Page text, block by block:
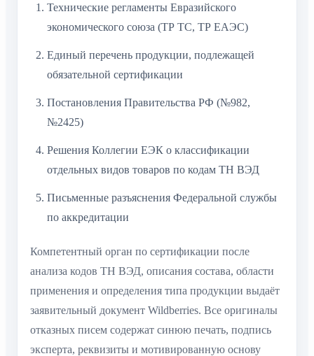
Технические регламенты Евразийского
экономического союза (ТР ТС, ТР ЕАЭС)
Единый перечень продукции, подлежащей
обязательной сертификации
Постановления Правительства РФ (№982,
№2425)
Решения Коллегии ЕЭК о классификации
отдельных видов товаров по кодам ТН ВЭД
Письменные разъяснения Федеральной службы
по аккредитации
Компетентный орган по сертификации после
анализа кодов ТН ВЭД, описания состава, области
применения и определения типа продукции выдаёт
заявительный документ Wildberries. Все оригиналы
отказных писем содержат синюю печать, подпись
эксперта, реквизиты и мотивированную основу